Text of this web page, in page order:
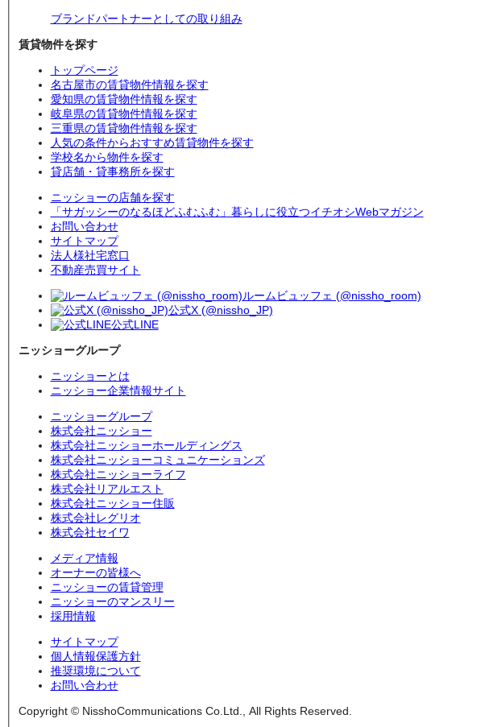
ブランドパートナーとしての取り組み
賃貸物件を探す
トップページ
名古屋市の賃貸物件情報を探す
愛知県の賃貸物件情報を探す
岐阜県の賃貸物件情報を探す
三重県の賃貸物件情報を探す
人気の条件からおすすめ賃貸物件を探す
学校名から物件を探す
貸店舗・貸事務所を探す
ニッショーの店舗を探す
「サガッシーのなるほどふむふむ」暮らしに役立つイチオシWebマガジン
お問い合わせ
サイトマップ
法人様社宅窓口
不動産売買サイト
ルームビュッフェ (@nissho_room)
公式X (@nissho_JP)
公式LINE
ニッショーグループ
ニッショーとは
ニッショー企業情報サイト
ニッショーグループ
株式会社ニッショー
株式会社ニッショーホールディングス
株式会社ニッショーコミュニケーションズ
株式会社ニッショーライフ
株式会社リアルエスト
株式会社ニッショー住販
株式会社レグリオ
株式会社セイワ
メディア情報
オーナーの皆様へ
ニッショーの賃貸管理
ニッショーのマンスリー
採用情報
サイトマップ
個人情報保護方針
推奨環境について
お問い合わせ
Copyright © NisshoCommunications Co.Ltd., All Rights Reserved.